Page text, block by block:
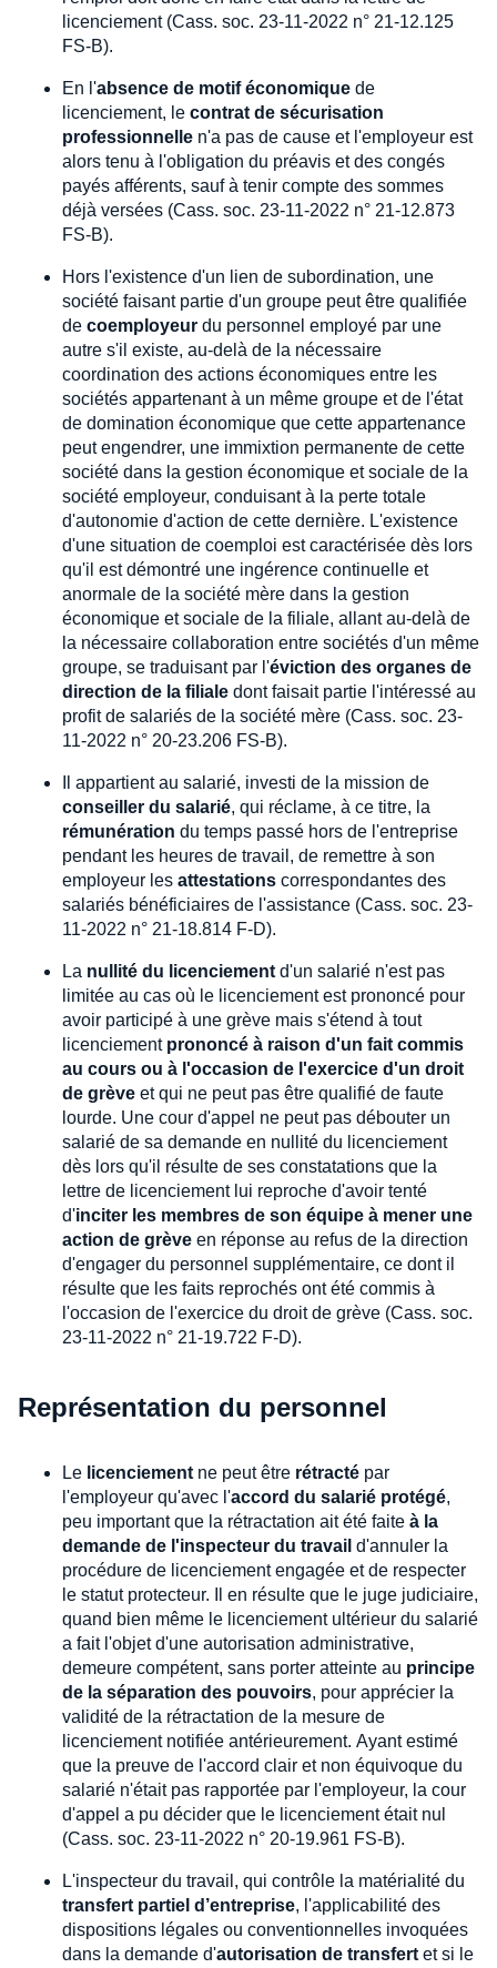
licenciement (Cass. soc. 23-11-2022 n° 21-12.125
FS-B).
En l'absence de motif économique de
licenciement, le contrat de sécurisation
professionnelle n'a pas de cause et l'employeur est
alors tenu à l'obligation du préavis et des congés
payés afférents, sauf à tenir compte des sommes
déjà versées (Cass. soc. 23-11-2022 n° 21-12.873
FS-B).
Hors l'existence d'un lien de subordination, une
société faisant partie d'un groupe peut être qualifiée
de coemployeur du personnel employé par une
autre s'il existe, au-delà de la nécessaire
coordination des actions économiques entre les
sociétés appartenant à un même groupe et de l'état
de domination économique que cette appartenance
peut engendrer, une immixtion permanente de cette
société dans la gestion économique et sociale de la
société employeur, conduisant à la perte totale
d'autonomie d'action de cette dernière. L'existence
d'une situation de coemploi est caractérisée dès lors
qu'il est démontré une ingérence continuelle et
anormale de la société mère dans la gestion
économique et sociale de la filiale, allant au-delà de
la nécessaire collaboration entre sociétés d'un même
groupe, se traduisant par l'éviction des organes de
direction de la filiale dont faisait partie l'intéressé au
profit de salariés de la société mère (Cass. soc. 23-
11-2022 n° 20-23.206 FS-B).
Il appartient au salarié, investi de la mission de
conseiller du salarié, qui réclame, à ce titre, la
rémunération du temps passé hors de l'entreprise
pendant les heures de travail, de remettre à son
employeur les attestations correspondantes des
salariés bénéficiaires de l'assistance (Cass. soc. 23-
11-2022 n° 21-18.814 F-D).
La nullité du licenciement d'un salarié n'est pas
limitée au cas où le licenciement est prononcé pour
avoir participé à une grève mais s'étend à tout
licenciement prononcé à raison d'un fait commis
au cours ou à l'occasion de l'exercice d'un droit
de grève et qui ne peut pas être qualifié de faute
lourde. Une cour d'appel ne peut pas débouter un
salarié de sa demande en nullité du licenciement
dès lors qu'il résulte de ses constatations que la
lettre de licenciement lui reproche d'avoir tenté
d'inciter les membres de son équipe à mener une
action de grève en réponse au refus de la direction
d'engager du personnel supplémentaire, ce dont il
résulte que les faits reprochés ont été commis à
l'occasion de l'exercice du droit de grève (Cass. soc.
23-11-2022 n° 21-19.722 F-D).
Représentation du personnel
Le licenciement ne peut être rétracté par
l'employeur qu'avec l'accord du salarié protégé,
peu important que la rétractation ait été faite à la
demande de l'inspecteur du travail d'annuler la
procédure de licenciement engagée et de respecter
le statut protecteur. Il en résulte que le juge judiciaire,
quand bien même le licenciement ultérieur du salarié
a fait l'objet d'une autorisation administrative,
demeure compétent, sans porter atteinte au principe
de la séparation des pouvoirs, pour apprécier la
validité de la rétractation de la mesure de
licenciement notifiée antérieurement. Ayant estimé
que la preuve de l'accord clair et non équivoque du
salarié n'était pas rapportée par l'employeur, la cour
d'appel a pu décider que le licenciement était nul
(Cass. soc. 23-11-2022 n° 20-19.961 FS-B).
L'inspecteur du travail, qui contrôle la matérialité du
transfert partiel d’entreprise, l'applicabilité des
dispositions légales ou conventionnelles invoquées
dans la demande d'autorisation de transfert et si le